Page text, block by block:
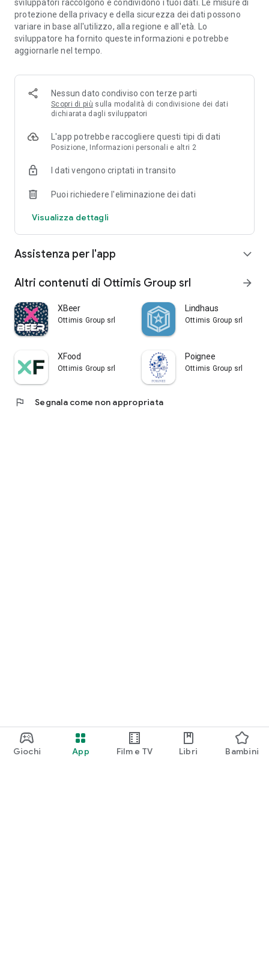
Giochi App Film e TV Libri Bambini
sviluppatori raccolgono e condividono i tuoi dati. Le misure di
protezione della privacy e della sicurezza dei dati possono
variare in base all'utilizzo, alla regione e all'età. Lo
sviluppatore ha fornito queste informazioni e potrebbe
aggiornarle nel tempo.
Nessun dato condiviso con terze parti
Scopri di più sulla modalità di condivisione dei dati
dichiarata dagli sviluppatori
L'app potrebbe raccogliere questi tipi di dati
Posizione, Informazioni personali e altri 2
I dati vengono criptati in transito
Puoi richiedere l'eliminazione dei dati
Visualizza dettagli
Assistenza per l'app expand_more
Altri contenuti di Ottimis Group srl arrow_forward
XBeer
Ottimis Group srl
Lindhaus
Ottimis Group srl
XFood
Ottimis Group srl
Poignee
Ottimis Group srl
flag Segnala come non appropriata